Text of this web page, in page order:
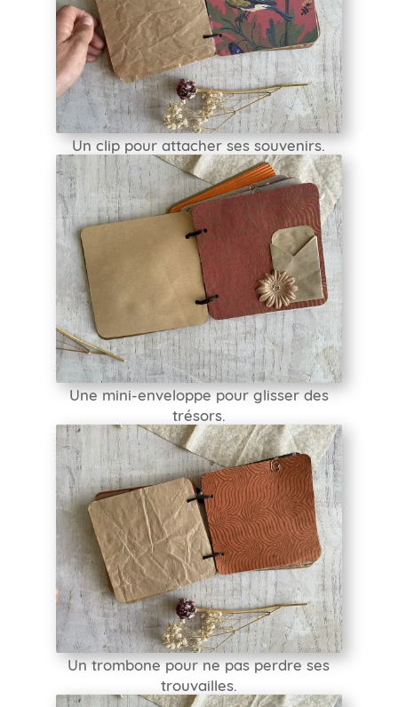
Un clip pour attacher ses souvenirs.
Une mini-enveloppe pour glisser des
trésors.
Un trombone pour ne pas perdre ses
trouvailles.